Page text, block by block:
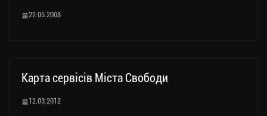
22.05.2008
Карта сервісів Міста Свободи
12.03.2012